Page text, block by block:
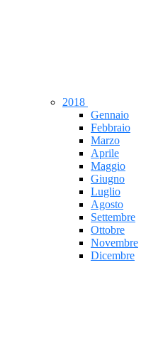
2018
Gennaio
Febbraio
Marzo
Aprile
Maggio
Giugno
Luglio
Agosto
Settembre
Ottobre
Novembre
Dicembre